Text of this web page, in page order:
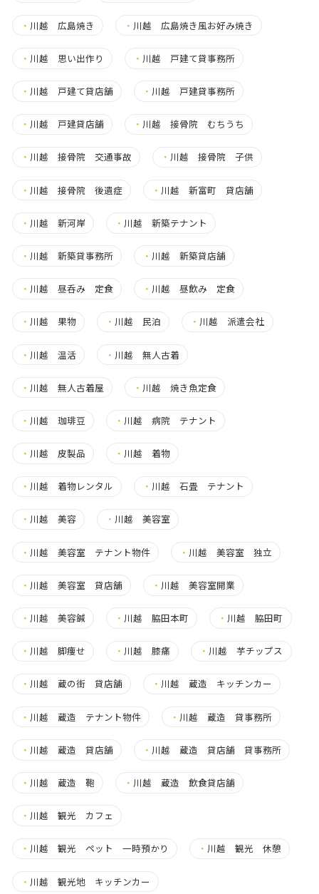
・ 川越 広島焼き ・ 川越 広島焼き風お好み焼き
・ 川越 思い出作り ・ 川越 戸建て貸事務所
・ 川越 戸建て貸店舗 ・ 川越 戸建貸事務所
・ 川越 戸建貸店舗 ・ 川越 接骨院 むちうち
・ 川越 接骨院 交通事故 ・ 川越 接骨院 子供
・ 川越 接骨院 後遺症 ・ 川越 新富町 貸店舗
・ 川越 新河岸 ・ 川越 新築テナント
・ 川越 新築貸事務所 ・ 川越 新築貸店舗
・ 川越 昼呑み 定食 ・ 川越 昼飲み 定食
・ 川越 果物 ・ 川越 民泊 ・ 川越 派遣会社
・ 川越 温活 ・ 川越 無人古着
・ 川越 無人古着屋 ・ 川越 焼き魚定食
・ 川越 珈琲豆 ・ 川越 病院 テナント
・ 川越 皮製品 ・ 川越 着物
・ 川越 着物レンタル ・ 川越 石畳 テナント
・ 川越 美容 ・ 川越 美容室
・ 川越 美容室 テナント物件 ・ 川越 美容室 独立
・ 川越 美容室 貸店舗 ・ 川越 美容室開業
・ 川越 美容鍼 ・ 川越 脇田本町 ・ 川越 脇田町
・ 川越 脚痩せ ・ 川越 膝痛 ・ 川越 芋チップス
・ 川越 蔵の街 貸店舗 ・ 川越 蔵造 キッチンカー
・ 川越 蔵造 テナント物件 ・ 川越 蔵造 貸事務所
・ 川越 蔵造 貸店舗 ・ 川越 蔵造 貸店舗 貸事務所
・ 川越 蔵造 鞄 ・ 川越 蔵造 飲食貸店舗
・ 川越 観光 カフェ
・ 川越 観光 ペット 一時預かり ・ 川越 観光 休憩
・ 川越 観光地 キッチンカー